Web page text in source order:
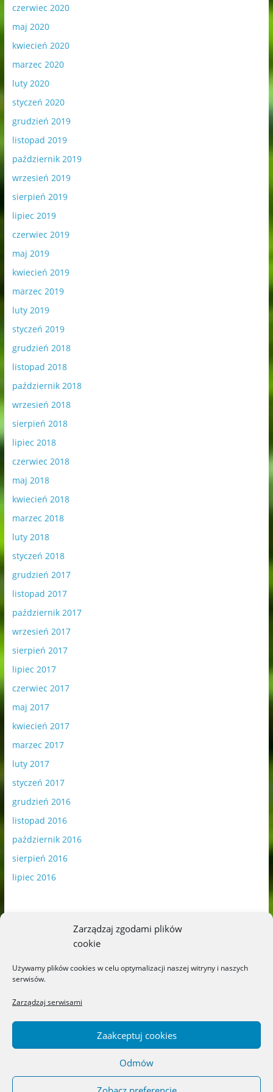
Zarządzaj zgodami plików
cookie
Używamy plików cookies w celu optymalizacji naszej witryny i naszych
serwisów.
Zarządzaj serwisami
Zaakceptuj cookies
Odmów
czerwiec 2020
maj 2020
kwiecień 2020
marzec 2020
luty 2020
styczeń 2020
grudzień 2019
listopad 2019
październik 2019
wrzesień 2019
sierpień 2019
lipiec 2019
czerwiec 2019
maj 2019
kwiecień 2019
marzec 2019
luty 2019
styczeń 2019
grudzień 2018
listopad 2018
październik 2018
wrzesień 2018
sierpień 2018
lipiec 2018
czerwiec 2018
maj 2018
kwiecień 2018
marzec 2018
luty 2018
styczeń 2018
grudzień 2017
listopad 2017
październik 2017
wrzesień 2017
sierpień 2017
lipiec 2017
czerwiec 2017
maj 2017
kwiecień 2017
marzec 2017
luty 2017
styczeń 2017
grudzień 2016
listopad 2016
październik 2016
sierpień 2016
lipiec 2016
Blog o książkach dla dzieci i młodzieży –
recenzje i rekomendacje. All rights reserved.